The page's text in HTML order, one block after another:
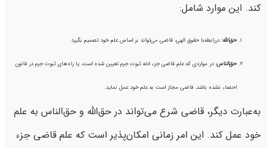
کند. این موارد شامل:
حق‌الله: دررابطه‌با حقوق الهی، قاضی می‌تواند بر اساس علم خود تصمیم بگیرد.
حق‌الناس: در مواردی که علم قاضی جزء ادله ثبوت جرم تعیین شده است، یا راه‌های ثبوت جرم در قانون
احصاء نشده باشد، قاضی مجاز است به علم خود عمل نماید.
به‌عبارت ‌دیگر، قاضی شرع می‌تواند در حق‌الله و حق‌الناس به علم
خود عمل کند. این امر زمانی امکان‌پذیر است که علم قاضی جزء